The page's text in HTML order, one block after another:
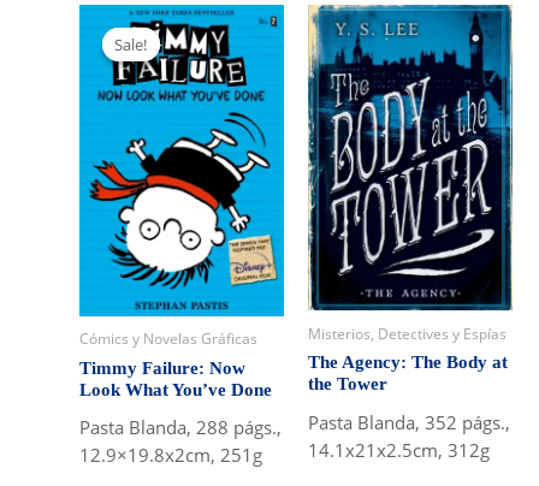
Sale!
Sale!
Cómics y Novelas Gráficas
Timmy Failure: Now
Look What You’ve Done
Pasta Blanda, 288 págs.,
12.9×19.8x2cm, 251g
Misterios, Detectives y Espías
The Agency: The Body at
the Tower
Pasta Blanda, 352 págs.,
14.1x21x2.5cm, 312g